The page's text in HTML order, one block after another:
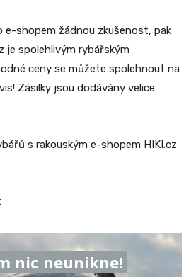
e-shopem žádnou zkušenost, pak
je spolehlivým rybářským
ceny se můžete spolehnout na
Zásilky jsou dodávány velice
s rakouským e-shopem HIKI.cz
nic neunikne!